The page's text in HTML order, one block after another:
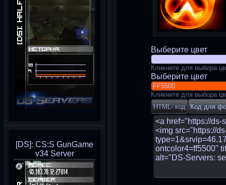
[DS]: CS:S GunGame
v34 Server
Выберите цвет
Кликните для выбора
Выберите цвет
Кликните для выбора